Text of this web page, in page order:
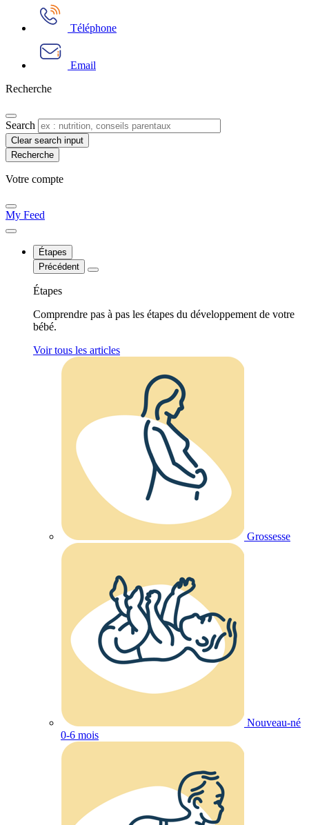
Téléphone
Email
Recherche
Search
Clear search input
Votre compte​
My Feed
Étapes
Précédent
Étapes
Comprendre pas à pas les étapes du développement de votre
bébé.
Voir tous les articles
Grossesse
Nouveau-né
0-6 mois